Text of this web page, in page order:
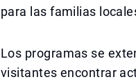
para las familias
Los programas se
visitantes encontrar